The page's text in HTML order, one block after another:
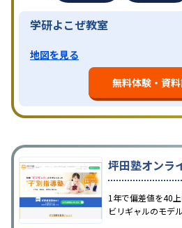
学研よこぜ教室
地図を見る
無料体験・資
坪田塾オンラ
1年で偏差値を40
ビリギャルのモデ